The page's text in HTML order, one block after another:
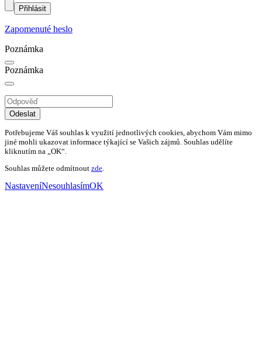
Přihlásit
Zapomenuté heslo
Poznámka
Poznámka
Odeslat
Potřebujeme Váš souhlas k využití jednotlivých cookies, abychom Vám mimo
jiné mohli ukazovat informace týkající se Vašich zájmů. Souhlas udělíte
kliknutím na „OK“.
Souhlas můžete odmítnout zde.
NastaveníNesouhlasímOK